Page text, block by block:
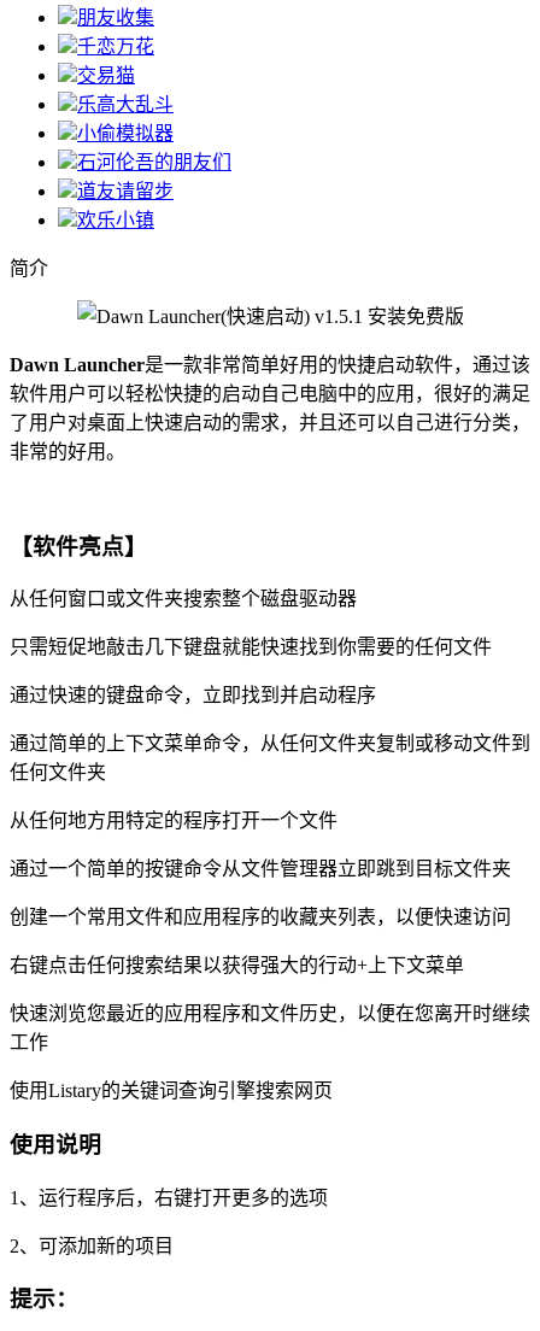
朋友收集
千恋万花
交易猫
乐高大乱斗
小偷模拟器
石河伦吾的朋友们
道友请留步
欢乐小镇
简介
Dawn Launcher是一款非常简单好用的快捷启动软件，通过该
软件用户可以轻松快捷的启动自己电脑中的应用，很好的满足
了用户对桌面上快速启动的需求，并且还可以自己进行分类，
非常的好用。
【软件亮点】
从任何窗口或文件夹搜索整个磁盘驱动器
只需短促地敲击几下键盘就能快速找到你需要的任何文件
通过快速的键盘命令，立即找到并启动程序
通过简单的上下文菜单命令，从任何文件夹复制或移动文件到
任何文件夹
从任何地方用特定的程序打开一个文件
通过一个简单的按键命令从文件管理器立即跳到目标文件夹
创建一个常用文件和应用程序的收藏夹列表，以便快速访问
右键点击任何搜索结果以获得强大的行动+上下文菜单
快速浏览您最近的应用程序和文件历史，以便在您离开时继续
工作
使用Listary的关键词查询引擎搜索网页
使用说明
1、运行程序后，右键打开更多的选项
2、可添加新的项目
提示：